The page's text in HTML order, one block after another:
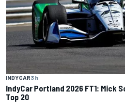
INDYCAR3 h
IndyCar Portland 2026 FT1: Mick
Top 20